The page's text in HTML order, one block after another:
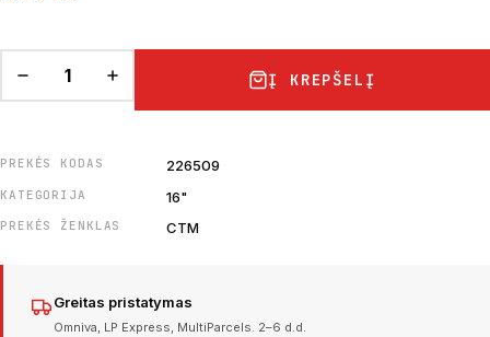
Į KREPŠELĮ
PREKĖS KODAS 226509
KATEGORIJA 16"
PREKĖS ŽENKLAS CTM
Greitas pristatymas
Omniva, LP Express, MultiParcels. 2–6 d.d.